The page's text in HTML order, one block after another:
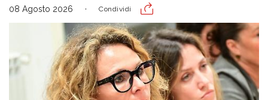
08 Agosto 2026 Condividi